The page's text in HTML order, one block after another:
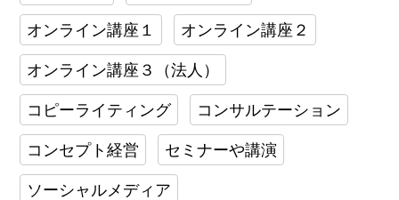
オンライン講座１ オンライン講座２
オンライン講座３（法人）
コピーライティング コンサルテーション
コンセプト経営 セミナーや講演
ソーシャルメディア